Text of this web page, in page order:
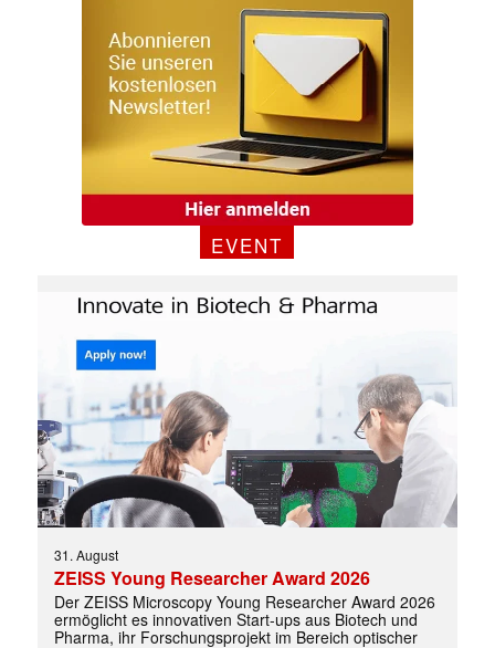
✕
EVENT
31. August
ZEISS Young Researcher Award 2026
Der ZEISS Microscopy Young Researcher Award 2026
ermöglicht es innovativen Start-ups aus Biotech und
Pharma, ihr Forschungsprojekt im Bereich optischer